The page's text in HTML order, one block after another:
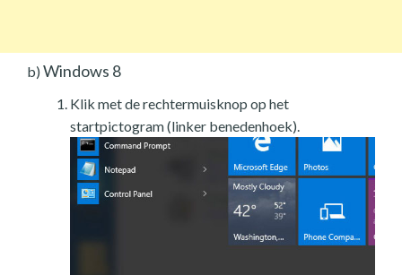
b) Windows 8
Klik met de rechtermuisknop op het
startpictogram (linker benedenhoek).